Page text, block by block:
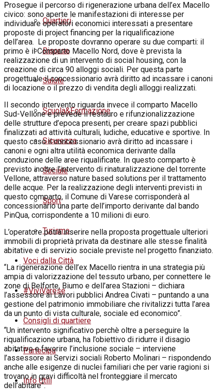
Quartieri
Risorse
Salute
Scuola&Formazione
Sicurezza
Sociale
Sport
Turismo
Voci dalla Città
#ViviVarese
Consigli di quartiere
Partecipa
Info Utili
Prosegue il percorso di rigenerazione urbana dell’ex Macello
civico: sono aperte le manifestazioni di interesse per
individuare operatori economici interessati a presentare
proposte di project financing per la riqualificazione
dell’area.
Le proposte dovranno operare su due comparti: il
primo è il Comparto Macello Nord, dove è prevista la
realizzazione di un intervento di social housing, con la
creazione di circa 90 alloggi sociali. Per questa parte
progettuale il concessionario avrà diritto ad incassare i canoni
di locazione o il prezzo di vendita degli alloggi realizzati.
Il secondo intervento riguarda invece il comparto Macello
Sud-Vellone e prevede il restauro e rifunzionalizzazione
delle strutture d’epoca presenti, per creare spazi pubblici
finalizzati ad attività culturali, ludiche, educative e sportive. In
questo caso il concessionario avrà diritto ad incassare i
canoni e ogni altra utilità economica derivante dalla
conduzione delle aree riqualificate. In questo comparto è
previsto inoltre l’intervento di rinaturalizzazione del torrente
Vellone, attraverso nature based solutions per il trattamento
delle acque. Per la realizzazione degli interventi previsti in
questo comparto, il Comune di Varese corrisponderà al
concessionario una parte dell’importo derivante dal bando
PinQua, corrispondente a 10 milioni di euro.
L’operatore potrà inserire nella proposta progettuale ulteriori
immobili di proprietà privata da destinare alle stesse finalità
abitative e di servizio sociale previste nel progetto finanziato.
“La rigenerazione dell’ex Macello rientra in una strategia più
ampia di valorizzazione del tessuto urbano, per connettere le
zone di Belforte, Biumo e dell’area Stazioni – dichiara
l’assessore ai Lavori pubblici Andrea Civati – puntando a una
gestione del patrimonio immobiliare che rivitalizzi tutta l’area
da un punto di vista culturale, sociale ed economico”.
“Un intervento significativo perchè oltre a perseguire la
riqualificazione urbana, ha l’obiettivo di ridurre il disagio
abitativo e favorire l’inclusione sociale – interviene
l’assessore ai Servizi sociali Roberto Molinari – rispondendo
anche alle esigenze di nuclei familiari che per varie ragioni si
trovano in gravi difficoltà nel fronteggiare il mercato
dell’abitare”.